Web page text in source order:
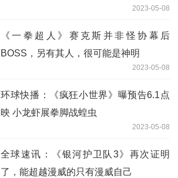
2023-05-08
《一拳超人》赛克斯并非怪协幕后
BOSS，另有其人，很可能是神明
2023-05-08
环球快播：《疯狂小世界》曝预告6.1点
映 小龙虾展拳脚战蝗虫
2023-05-08
全球速讯：《银河护卫队3》再次证明
了，能超越漫威的只有漫威自己